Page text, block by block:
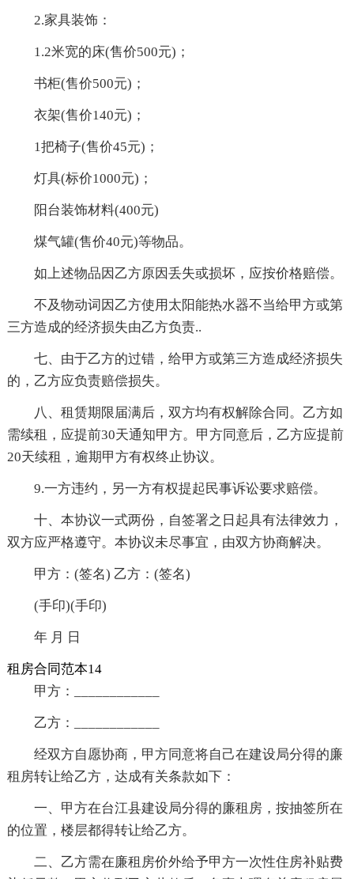
2.家具装饰：
1.2米宽的床(售价500元)；
书柜(售价500元)；
衣架(售价140元)；
1把椅子(售价45元)；
灯具(标价1000元)；
阳台装饰材料(400元)
煤气罐(售价40元)等物品。
如上述物品因乙方原因丢失或损坏，应按价格赔偿。
不及物动词因乙方使用太阳能热水器不当给甲方或第
三方造成的经济损失由乙方负责..
七、由于乙方的过错，给甲方或第三方造成经济损失
的，乙方应负责赔偿损失。
八、租赁期限届满后，双方均有权解除合同。乙方如
需续租，应提前30天通知甲方。甲方同意后，乙方应提前
20天续租，逾期甲方有权终止协议。
9.一方违约，另一方有权提起民事诉讼要求赔偿。
十、本协议一式两份，自签署之日起具有法律效力，
双方应严格遵守。本协议未尽事宜，由双方协商解决。
甲方：(签名) 乙方：(签名)
(手印)(手印)
年 月 日
租房合同范本14
甲方：____________
乙方：____________
经双方自愿协商，甲方同意将自己在建设局分得的廉
租房转让给乙方，达成有关条款如下：
一、甲方在台江县建设局分得的廉租房，按抽签所在
的位置，楼层都得转让给乙方。
二、乙方需在廉租房价外给予甲方一次性住房补贴费